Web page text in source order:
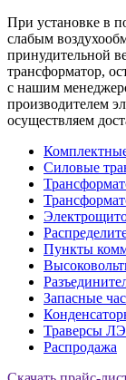
При установке в
слабым
принудительной
трансформатор,
с нашим
производителем
осуществляем
Силовые
Пункты
Запасные
Траверсы
Распродажа